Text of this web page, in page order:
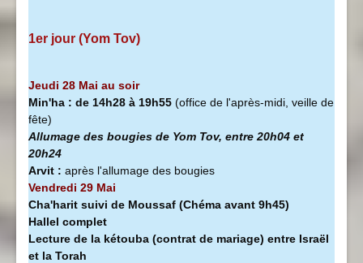
1er jour (Yom Tov)
Jeudi 28 Mai au soir
Min'ha : de 14h28 à 19h55 (office de l'après-midi, veille de
fête)
Allumage des bougies de Yom Tov, entre 20h04 et
20h24
Arvit : après l'allumage des bougies
Vendredi 29 Mai
Cha'harit suivi de Moussaf (Chéma avant 9h45)
Hallel complet
Lecture de la kétouba (contrat de mariage) entre Israël
et la Torah